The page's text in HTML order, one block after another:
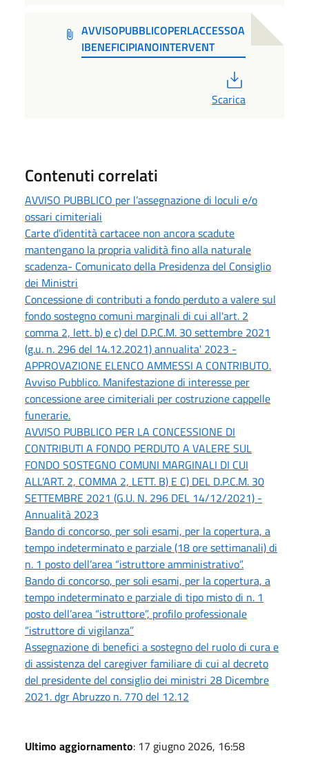
AVVISOPUBBLICOPERLACCESSOA
IBENEFICIPIANOINTERVENT
Scarica
Contenuti correlati
AVVISO PUBBLICO per l’assegnazione di loculi e/o
ossari cimiteriali
Carte d’identità cartacee non ancora scadute
mantengano la propria validità fino alla naturale
scadenza- Comunicato della Presidenza del Consiglio
dei Ministri
Concessione di contributi a fondo perduto a valere sul
fondo sostegno comuni marginali di cui all'art. 2
comma 2, lett. b) e c) del D.P.C.M. 30 settembre 2021
(g.u. n. 296 del 14.12.2021) annualita' 2023 -
APPROVAZIONE ELENCO AMMESSI A CONTRIBUTO.
Avviso Pubblico. Manifestazione di interesse per
concessione aree cimiteriali per costruzione cappelle
funerarie.
AVVISO PUBBLICO PER LA CONCESSIONE DI
CONTRIBUTI A FONDO PERDUTO A VALERE SUL
FONDO SOSTEGNO COMUNI MARGINALI DI CUI
ALL’ART. 2, COMMA 2, LETT. B) E C) DEL D.P.C.M. 30
SETTEMBRE 2021 (G.U. N. 296 DEL 14/12/2021) -
Annualità 2023
Bando di concorso, per soli esami, per la copertura, a
tempo indeterminato e parziale (18 ore settimanali) di
n. 1 posto dell’area “istruttore amministrativo”.
Bando di concorso, per soli esami, per la copertura, a
tempo indeterminato e parziale di tipo misto di n. 1
posto dell’area “istruttore”, profilo professionale
“istruttore di vigilanza”
Assegnazione di benefici a sostegno del ruolo di cura e
di assistenza del caregiver familiare di cui al decreto
del presidente del consiglio dei ministri 28 Dicembre
2021. dgr Abruzzo n. 770 del 12.12
Ultimo aggiornamento: 17 giugno 2026, 16:58